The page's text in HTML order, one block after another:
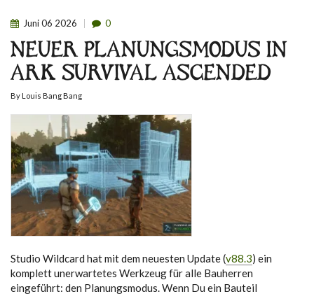
Juni06 2026 0
NEUER PLANUNGSMODUS IN
ARK SURVIVAL ASCENDED
By Louis Bang Bang
Studio Wildcard hat mit dem neuesten Update (v88.3) ein
komplett unerwartetes Werkzeug für alle Bauherren
eingeführt: den Planungsmodus. Wenn Du ein Bauteil